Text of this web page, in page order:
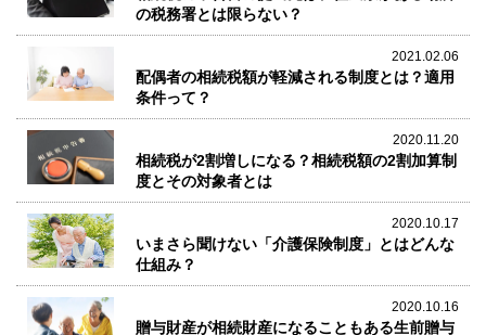
の税務署とは限らない？
2021.02.06
配偶者の相続税額が軽減される制度とは？適用
条件って？
2020.11.20
相続税が2割増しになる？相続税額の2割加算制
度とその対象者とは
2020.10.17
いまさら聞けない「介護保険制度」とはどんな
仕組み？
2020.10.16
贈与財産が相続財産になることもある生前贈与